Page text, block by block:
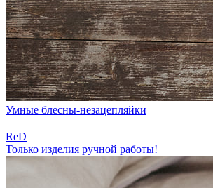
Умные блесны-незацепляйки
ReD
Только изделия ручной работы!